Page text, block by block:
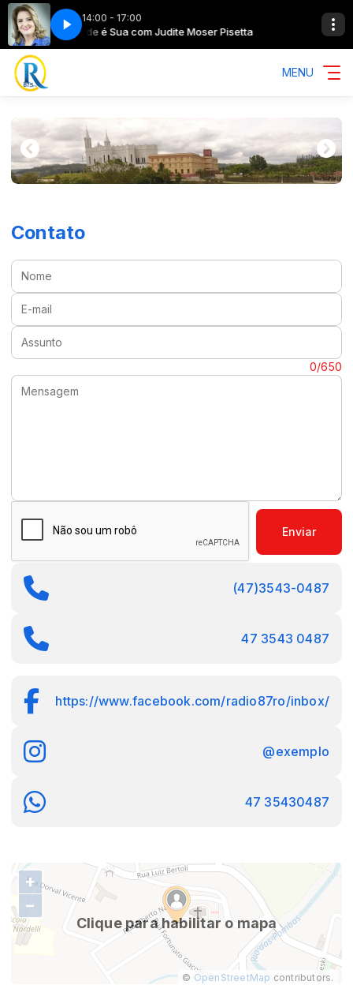
14:00 - 17:00
A Tarde é Sua com Judite Moser Pisetta
MENU
Contato
Nome:
E-mail:
Assunto:
0/650
Enviar
(47)3543-0487
47 3543 0487
https://www.facebook.com/radio87ro/inbox/
@exemplo
47 35430487
Clique para habilitar o mapa
+
−
© OpenStreetMap contributors.